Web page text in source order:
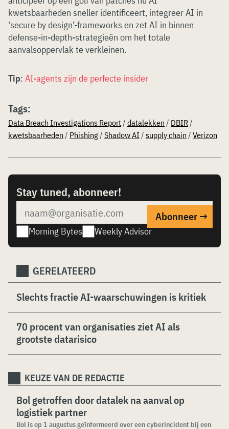
kwetsbaarheden sneller identificeert, integreer AI in
‘secure by design’-frameworks en zet AI in binnen
defense-in-depth-strategieën om het totale
aanvalsoppervlak te verkleinen.
Tip: AI-agents zijn de perfecte insider
Tags:
Data Breach Investigations Report/ datalekken / DBIR/
kwetsbaarheden / Phishing/ Shadow AI / supply chain / Verizon
Stay tuned, abonneer!
Morning Bytes Weekly Advisor
GERELATEERD
Slechts fractie AI-waarschuwingen is kritiek
70 procent van organisaties ziet AI als
grootste datarisico
KEUZE VAN DE REDACTIE
Bol getroffen door datalek na aanval op
logistiek partner
Bol is op 1 augustus geïnformeerd over een cyberincident bij een